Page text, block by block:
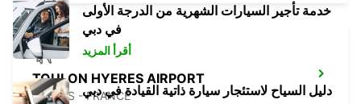
TOULON HYERES AIRPORT
HYERES - FRANCE
خدمة تأجير السيارات الشهرية من الدرجة الأولى
في دبي
أقرأ المزيد
دليل السياح لاستئجار سيارة ذاتية القيادة في دبي